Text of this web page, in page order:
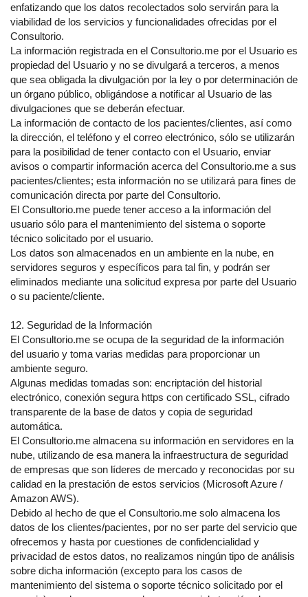
enfatizando que los datos recolectados solo servirán para la
viabilidad de los servicios y funcionalidades ofrecidas por el
Consultorio.
La información registrada en el Consultorio.me por el Usuario es
propiedad del Usuario y no se divulgará a terceros, a menos
que sea obligada la divulgación por la ley o por determinación de
un órgano público, obligándose a notificar al Usuario de las
divulgaciones que se deberán efectuar.
La información de contacto de los pacientes/clientes, así como
la dirección, el teléfono y el correo electrónico, sólo se utilizarán
para la posibilidad de tener contacto con el Usuario, enviar
avisos o compartir información acerca del Consultorio.me a sus
pacientes/clientes; esta información no se utilizará para fines de
comunicación directa por parte del Consultorio.
El Consultorio.me puede tener acceso a la información del
usuario sólo para el mantenimiento del sistema o soporte
técnico solicitado por el usuario.
Los datos son almacenados en un ambiente en la nube, en
servidores seguros y específicos para tal fin, y podrán ser
eliminados mediante una solicitud expresa por parte del Usuario
o su paciente/cliente.
12. Seguridad de la Información
El Consultorio.me se ocupa de la seguridad de la información
del usuario y toma varias medidas para proporcionar un
ambiente seguro.
Algunas medidas tomadas son: encriptación del historial
electrónico, conexión segura https con certificado SSL, cifrado
transparente de la base de datos y copia de seguridad
automática.
El Consultorio.me almacena su información en servidores en la
nube, utilizando de esa manera la infraestructura de seguridad
de empresas que son líderes de mercado y reconocidas por su
calidad en la prestación de estos servicios (Microsoft Azure /
Amazon AWS).
Debido al hecho de que el Consultorio.me solo almacena los
datos de los clientes/pacientes, por no ser parte del servicio que
ofrecemos y hasta por cuestiones de confidencialidad y
privacidad de estos datos, no realizamos ningún tipo de análisis
sobre dicha información (excepto para los casos de
mantenimiento del sistema o soporte técnico solicitado por el